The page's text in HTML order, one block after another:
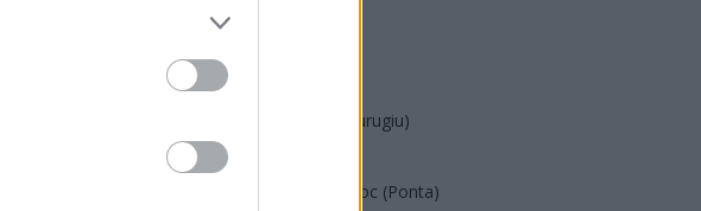
PUSL (D. Voiculescu)
PNCR (Terheș)
Partidul Patrioților (Surugiu)
FAR (Coarnă)
România pe Primul Loc (Ponta)